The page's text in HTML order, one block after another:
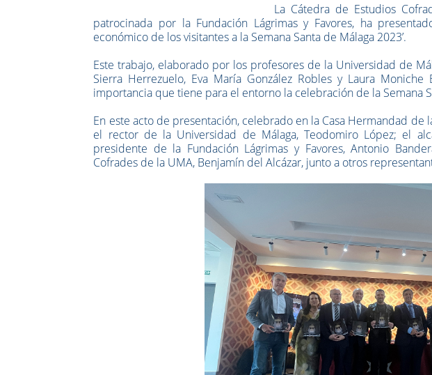
La Cátedra de Estudios
patrocinada por la Fundación Lágrimas y Favores, ha
económico de los visitantes a la Semana Santa de Málaga 2023’.
Este trabajo, elaborado por los profesores de la Universidad de
Sierra Herrezuelo, Eva María González Robles y Laura
importancia que tiene para el entorno la celebración de la Semana
En este acto de presentación, celebrado en la Casa Hermandad de
el rector de la Universidad de Málaga, Teodomiro López; el
presidente de la Fundación Lágrimas y Favores, Antonio
Cofrades de la UMA, Benjamín del Alcázar, junto a otros